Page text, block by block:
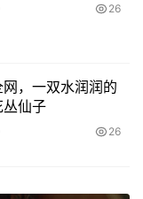
26
，一双水润润的
丛仙子
26